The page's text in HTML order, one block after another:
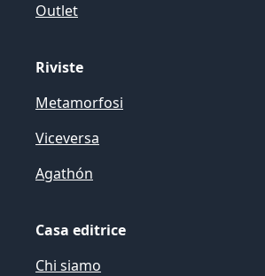
Outlet
Riviste
Metamorfosi
Viceversa
Agathón
Casa editrice
Chi siamo